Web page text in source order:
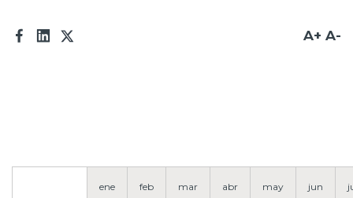
Proyectos A+ A-
ene feb mar abr may jun